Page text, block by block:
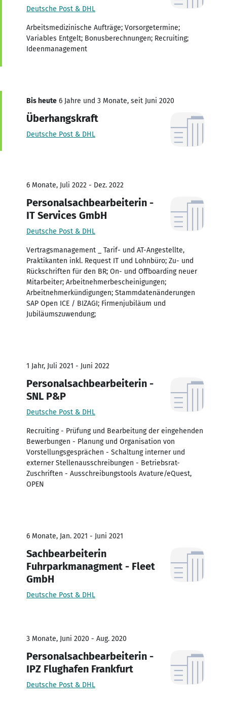
Deutsche Post & DHL
Arbeitsmedizinische Aufträge; Vorsorgetermine;
Variables Entgelt; Bonusberechnungen; Recruiting;
Ideenmanagement
Bis heute 6 Jahre und 3 Monate, seit Juni 2020
Überhangskraft
Deutsche Post & DHL
6 Monate, Juli 2022 - Dez. 2022
Personalsachbearbeiterin -
IT Services GmbH
Deutsche Post & DHL
Vertragsmanagement _ Tarif- und AT-Angestellte,
Praktikanten inkl. Request IT und Lohnbüro; Zu- und
Rückschriften für den BR; On- und Offboarding neuer
Mitarbeiter; Arbeitnehmerbescheinigungen;
Arbeitnehmerkündigungen; Stammdatenänderungen
SAP Open ICE / BIZAGI; Firmenjubiläum und
Jubiläumszuwendung;
1 Jahr, Juli 2021 - Juni 2022
Personalsachbearbeiterin -
SNL P&P
Deutsche Post & DHL
Recruiting - Prüfung und Bearbeitung der eingehenden
Bewerbungen - Planung und Organisation von
Vorstellungsgesprächen - Schaltung interner und
externer Stellenausschreibungen - Betriebsrat-
Zuschriften - Ausschreibungstools Avature/eQuest,
OPEN
6 Monate, Jan. 2021 - Juni 2021
Sachbearbeiterin
Fuhrparkmanagment - Fleet
GmbH
Deutsche Post & DHL
3 Monate, Juni 2020 - Aug. 2020
Personalsachbearbeiterin -
IPZ Flughafen Frankfurt
Deutsche Post & DHL